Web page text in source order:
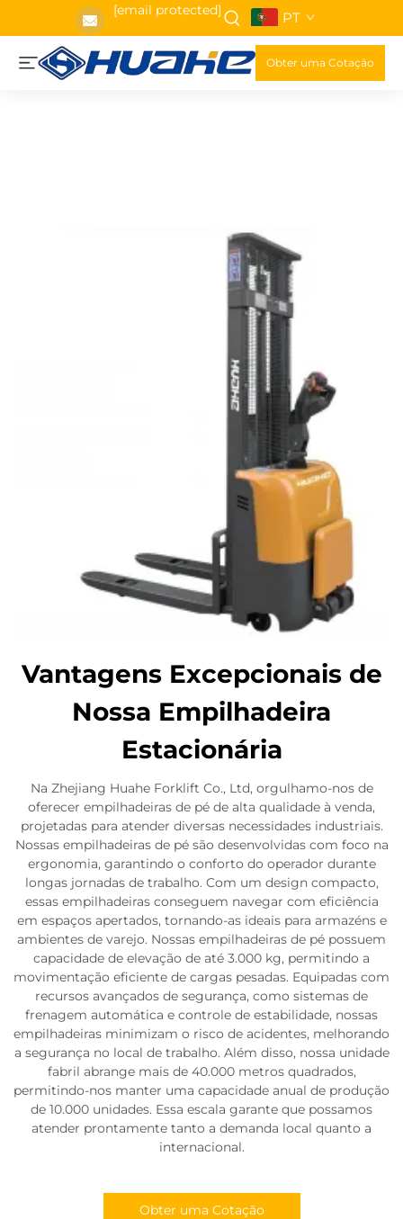
[email protected] PT
Obter uma Cotação
Vantagens Excepcionais de
Nossa Empilhadeira
Estacionária
Na Zhejiang Huahe Forklift Co., Ltd, orgulhamo-nos de
oferecer empilhadeiras de pé de alta qualidade à venda,
projetadas para atender diversas necessidades industriais.
Nossas empilhadeiras de pé são desenvolvidas com foco na
ergonomia, garantindo o conforto do operador durante
longas jornadas de trabalho. Com um design compacto,
essas empilhadeiras conseguem navegar com eficiência
em espaços apertados, tornando-as ideais para armazéns e
ambientes de varejo. Nossas empilhadeiras de pé possuem
capacidade de elevação de até 3.000 kg, permitindo a
movimentação eficiente de cargas pesadas. Equipadas com
recursos avançados de segurança, como sistemas de
frenagem automática e controle de estabilidade, nossas
empilhadeiras minimizam o risco de acidentes, melhorando
a segurança no local de trabalho. Além disso, nossa unidade
fabril abrange mais de 40.000 metros quadrados,
permitindo-nos manter uma capacidade anual de produção
de 10.000 unidades. Essa escala garante que possamos
atender prontamente tanto a demanda local quanto a
internacional.
Obter uma Cotação